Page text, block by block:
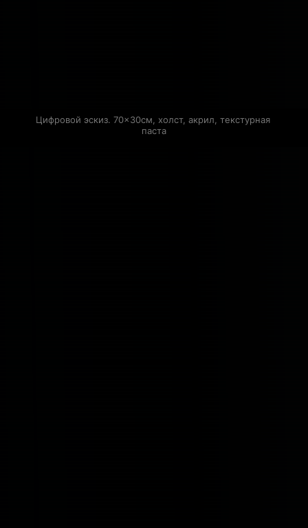
Цифровой эскиз. 70×30см, холст, акрил, текстурная
паста